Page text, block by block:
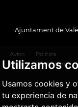
Utilizamos
Usamos cookies y
tu experiencia de
Ajuntament de
Aviso
legal
Política
privacidad